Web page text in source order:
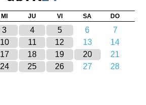
MI JU VI SA DO
3 4 5 6
7
10 11 12 13
14
17 18 19 20
21
24 25 26 27
28